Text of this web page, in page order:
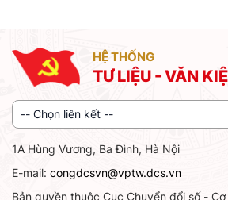
HỆ THỐNG
TƯ LIỆU - VĂN
-- Chọn liên kết --
1A Hùng Vương, Ba Đình, Hà Nội
E-mail: congdcsvn@vptw.dcs.vn
Bản quyền thuộc Cục Chuyển đổi số - Cơ